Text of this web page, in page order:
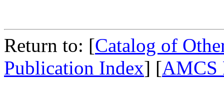
Return to: [Catalog of
Publication Index] [AMCS